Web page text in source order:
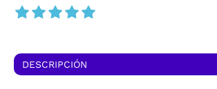
DESCRIPCIÓN